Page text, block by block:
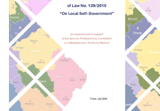
Qeveria nuk ka një
monitoron dhe parandalon
burimet shtetërore,
KQZ e mbingarkon këtë të
institucioni nuk ka të gjitha
administrative në